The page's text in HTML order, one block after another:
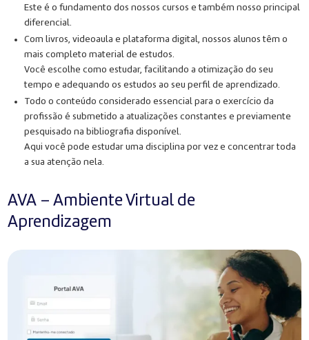
Este é o fundamento dos nossos cursos e também nosso principal
diferencial.
Com livros, videoaula e plataforma digital, nossos alunos têm o
mais completo material de estudos.
Você escolhe como estudar, facilitando a otimização do seu
tempo e adequando os estudos ao seu perfil de aprendizado.
Todo o conteúdo considerado essencial para o exercício da
profissão é submetido a atualizações constantes e previamente
pesquisado na bibliografia disponível.
Aqui você pode estudar uma disciplina por vez e concentrar toda
a sua atenção nela.
AVA – Ambiente Virtual de
Aprendizagem